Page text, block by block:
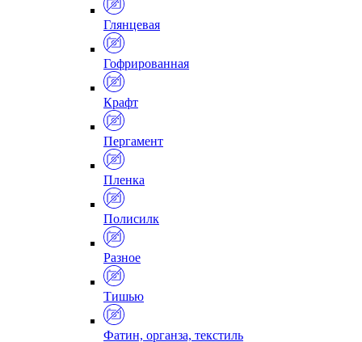
Глянцевая
Гофрированная
Крафт
Пергамент
Пленка
Полисилк
Разное
Тишью
Фатин, органза, текстиль